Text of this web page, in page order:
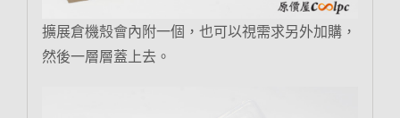
擴展倉機殼會內附一個，也可以視需求另外加購，
然後一層層蓋上去。